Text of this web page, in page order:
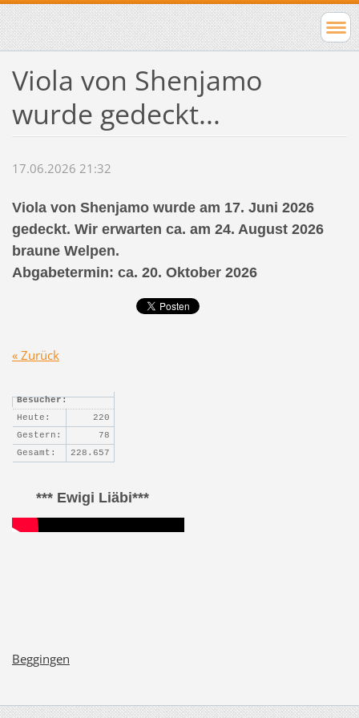
Viola von Shenjamo
wurde gedeckt...
17.06.2026 21:32
Viola von Shenjamo wurde am 17. Juni 2026
gedeckt. Wir erwarten ca. am 24. August 2026
braune Welpen.
Abgabetermin: ca. 20. Oktober 2026
« Zurück
Besucher:
Heute:
220
Gestern:
78
Gesamt:
228.657
*** Ewigi Liäbi***
Beggingen